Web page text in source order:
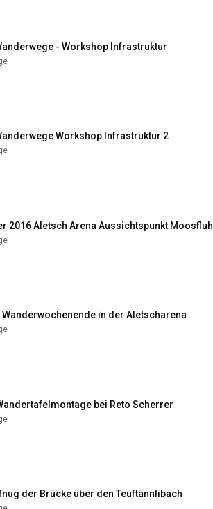
- Workshop Infrastruktur
Workshop Infrastruktur 2
2016 Aletsch Arena Aussichtspunkt Moosfluh
Wanderwochenende in der Aletscharena
bei Reto Scherrer
der Brücke über den Teuftännlibach